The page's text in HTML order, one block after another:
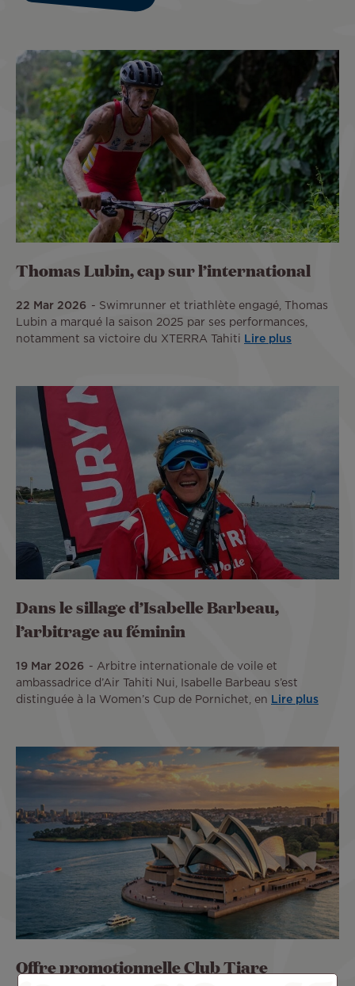
Thomas Lubin, cap sur l’international
22 Mar 2026
Swimrunner et triathlète engagé, Thomas
Lubin a marqué la saison 2025 par ses performances,
notamment sa victoire du XTERRA Tahiti
Lire plus
Dans le sillage d’Isabelle Barbeau,
l’arbitrage au féminin
19 Mar 2026
Arbitre internationale de voile et
ambassadrice d’Air Tahiti Nui, Isabelle Barbeau s’est
distinguée à la Women’s Cup de Pornichet, en
Lire plus
Offre promotionnelle Club Tiare